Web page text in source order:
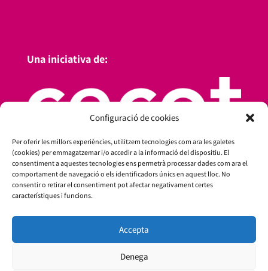
Configuració de cookies
Per oferir les millors experiències, utilitzem tecnologies com ara les galetes
(cookies) per emmagatzemar i/o accedir a la informació del dispositiu. El
consentiment a aquestes tecnologies ens permetrà processar dades com ara el
comportament de navegació o els identificadors únics en aquest lloc. No
consentir o retirar el consentiment pot afectar negativament certes
característiques i funcions.
Accepta
Denega
Una iniciativa de: